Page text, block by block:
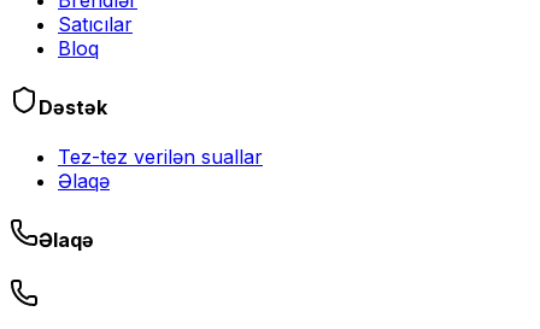
Satıcılar
Bloq
Dəstək
Tez-tez verilən suallar
Əlaqə
Əlaqə